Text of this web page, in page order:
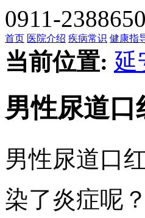
0911-2388650
首页 医院介绍 疾病常识 健康指
当前位置: 延
男性尿道
男性尿道口
染了炎症呢